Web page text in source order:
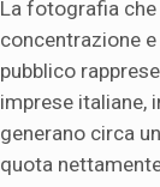
La fotografia che
concentrazione
pubblico
imprese italiane,
generano circa
quota